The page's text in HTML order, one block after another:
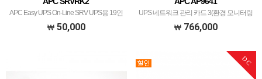
APC Easy UPS On-Line SRV UPS용 19인
치 레일키트, 깊이 900mm
50,000
UPS 네트워크 관리 카드 3(환경 모니터링
포함)
766,000
DC